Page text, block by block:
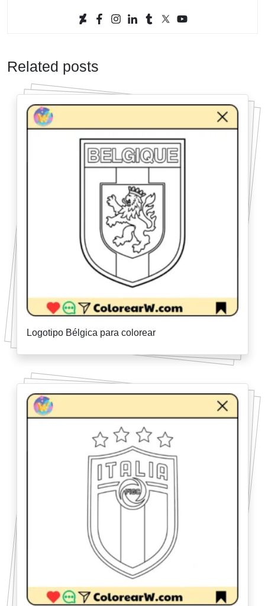
Related posts
Logotipo Bélgica para colorear